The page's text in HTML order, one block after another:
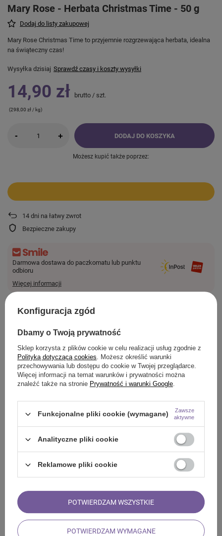
Mary Rose - Herbata Christmas Time - 50 g
Dodaj do listy zakupowej
Mary Rose Christmas Time to przyjemnie rozgrzewająca herbata, idealna
na świąteczny czas!
Wysyłka dzisiaj Sprawdź czasy i koszty wysyłki
14,90 zł brutto / szt.
(298,00 zł / kg)
- + DODAJ DO KOSZYKA
Możesz kupić także poprzez:
14 dni na łatwy zwrot
Bezpieczne zakupy
Darmowa dostawa do paczkomatu lub punktu
odbioru
Więcej informacji
darmo.
ZOBACZ RÓWNIEŻ
Mary Rose – Rumianek 100 g – kwiat rumianku
14,90 zł / szt.
(298,00 zł / kg)
Konfiguracja zgód
Dbamy o Twoją prywatność
Sklep korzysta z plików cookie w celu realizacji usług zgodnie z
Polityką dotyczącą cookies. Możesz określić warunki
przechowywania lub dostępu do cookie w Twojej przeglądarce.
Więcej informacji na temat warunków i prywatności można
znaleźć także na stronie Prywatność i warunki Google.
Funkcjonalne pliki cookie (wymagane)
Zawsze
aktywne
Analityczne pliki cookie
Reklamowe pliki cookie
POTWIERDZAM WYMAGANE
POTWIERDZAM WSZYSTKIE